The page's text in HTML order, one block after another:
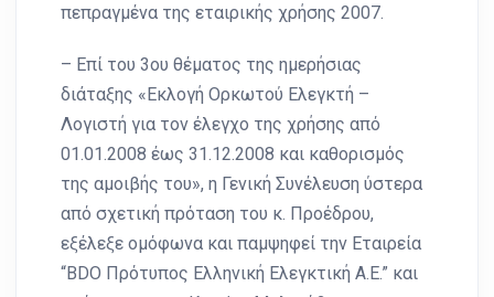
πεπραγμένα της εταιρικής χρήσης 2007.
– Επί του 3ου θέματος της ημερήσιας
διάταξης «Εκλογή Ορκωτού Ελεγκτή –
Λογιστή για τον έλεγχο της χρήσης από
01.01.2008 έως 31.12.2008 και καθορισμός
της αμοιβής του», η Γενική Συνέλευση ύστερα
από σχετική πρόταση του κ. Προέδρου,
εξέλεξε ομόφωνα και παμψηφεί την Εταιρεία
“ΒDO Πρότυπος Ελληνική Ελεγκτική Α.Ε.” και